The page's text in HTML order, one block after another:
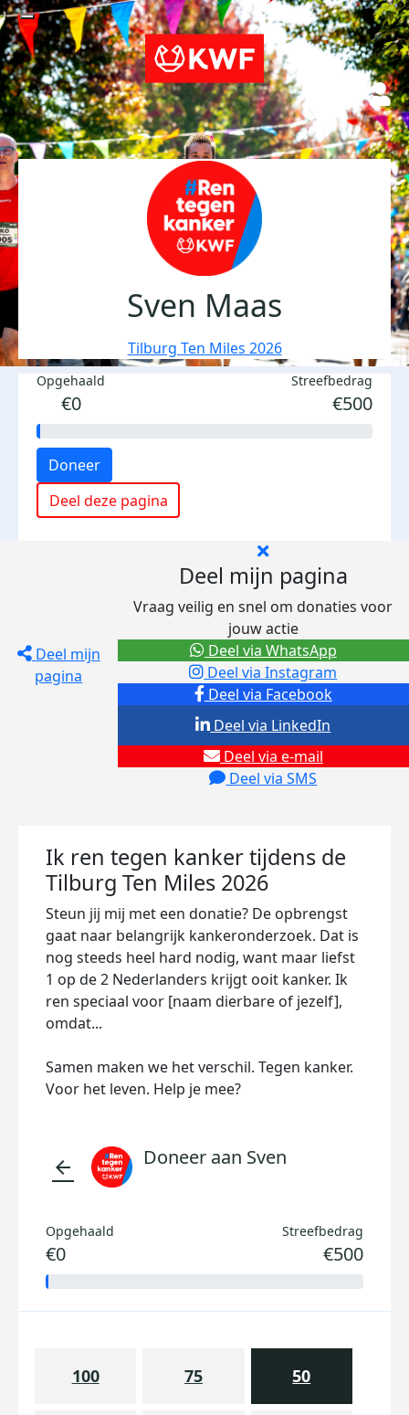
Sven Maas
Tilburg Ten Miles 2026
Opgehaald
€0
Streefbedrag
€500
Doneer
Deel deze pagina
Deel mijn
pagina
Deel mijn pagina
Vraag veilig en snel om donaties voor
jouw actie
Deel via Facebook
Deel via Instagram
Deel via e-mail
Deel via SMS
Deel via LinkedIn
Deel via WhatsApp
Ik ren tegen kanker tijdens de
Tilburg Ten Miles 2026
Steun jij mij met een donatie? De opbrengst
gaat naar belangrijk kankeronderzoek. Dat is
nog steeds heel hard nodig, want maar liefst
1 op de 2 Nederlanders krijgt ooit kanker. Ik
ren speciaal voor [naam dierbare of jezelf],
omdat...
Samen maken we het verschil. Tegen kanker.
Voor het leven. Help je mee?
arrow_back Doneer aan Sven
Opgehaald
€0
Streefbedrag
€500
100 75 50